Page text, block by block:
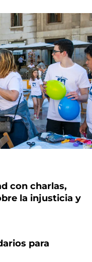
con charlas,
la injusticia y
para